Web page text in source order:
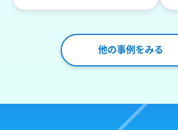
他の事例をみる